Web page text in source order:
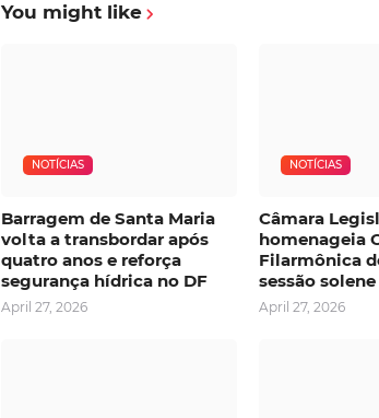
You might like
NOTÍCIAS
Barragem de Santa Maria
volta a transbordar após
quatro anos e reforça
segurança hídrica no DF
April 27, 2026
NOTÍCIAS
Câmara
homenageia
Filarmônica
sessão solene
April 27, 2026